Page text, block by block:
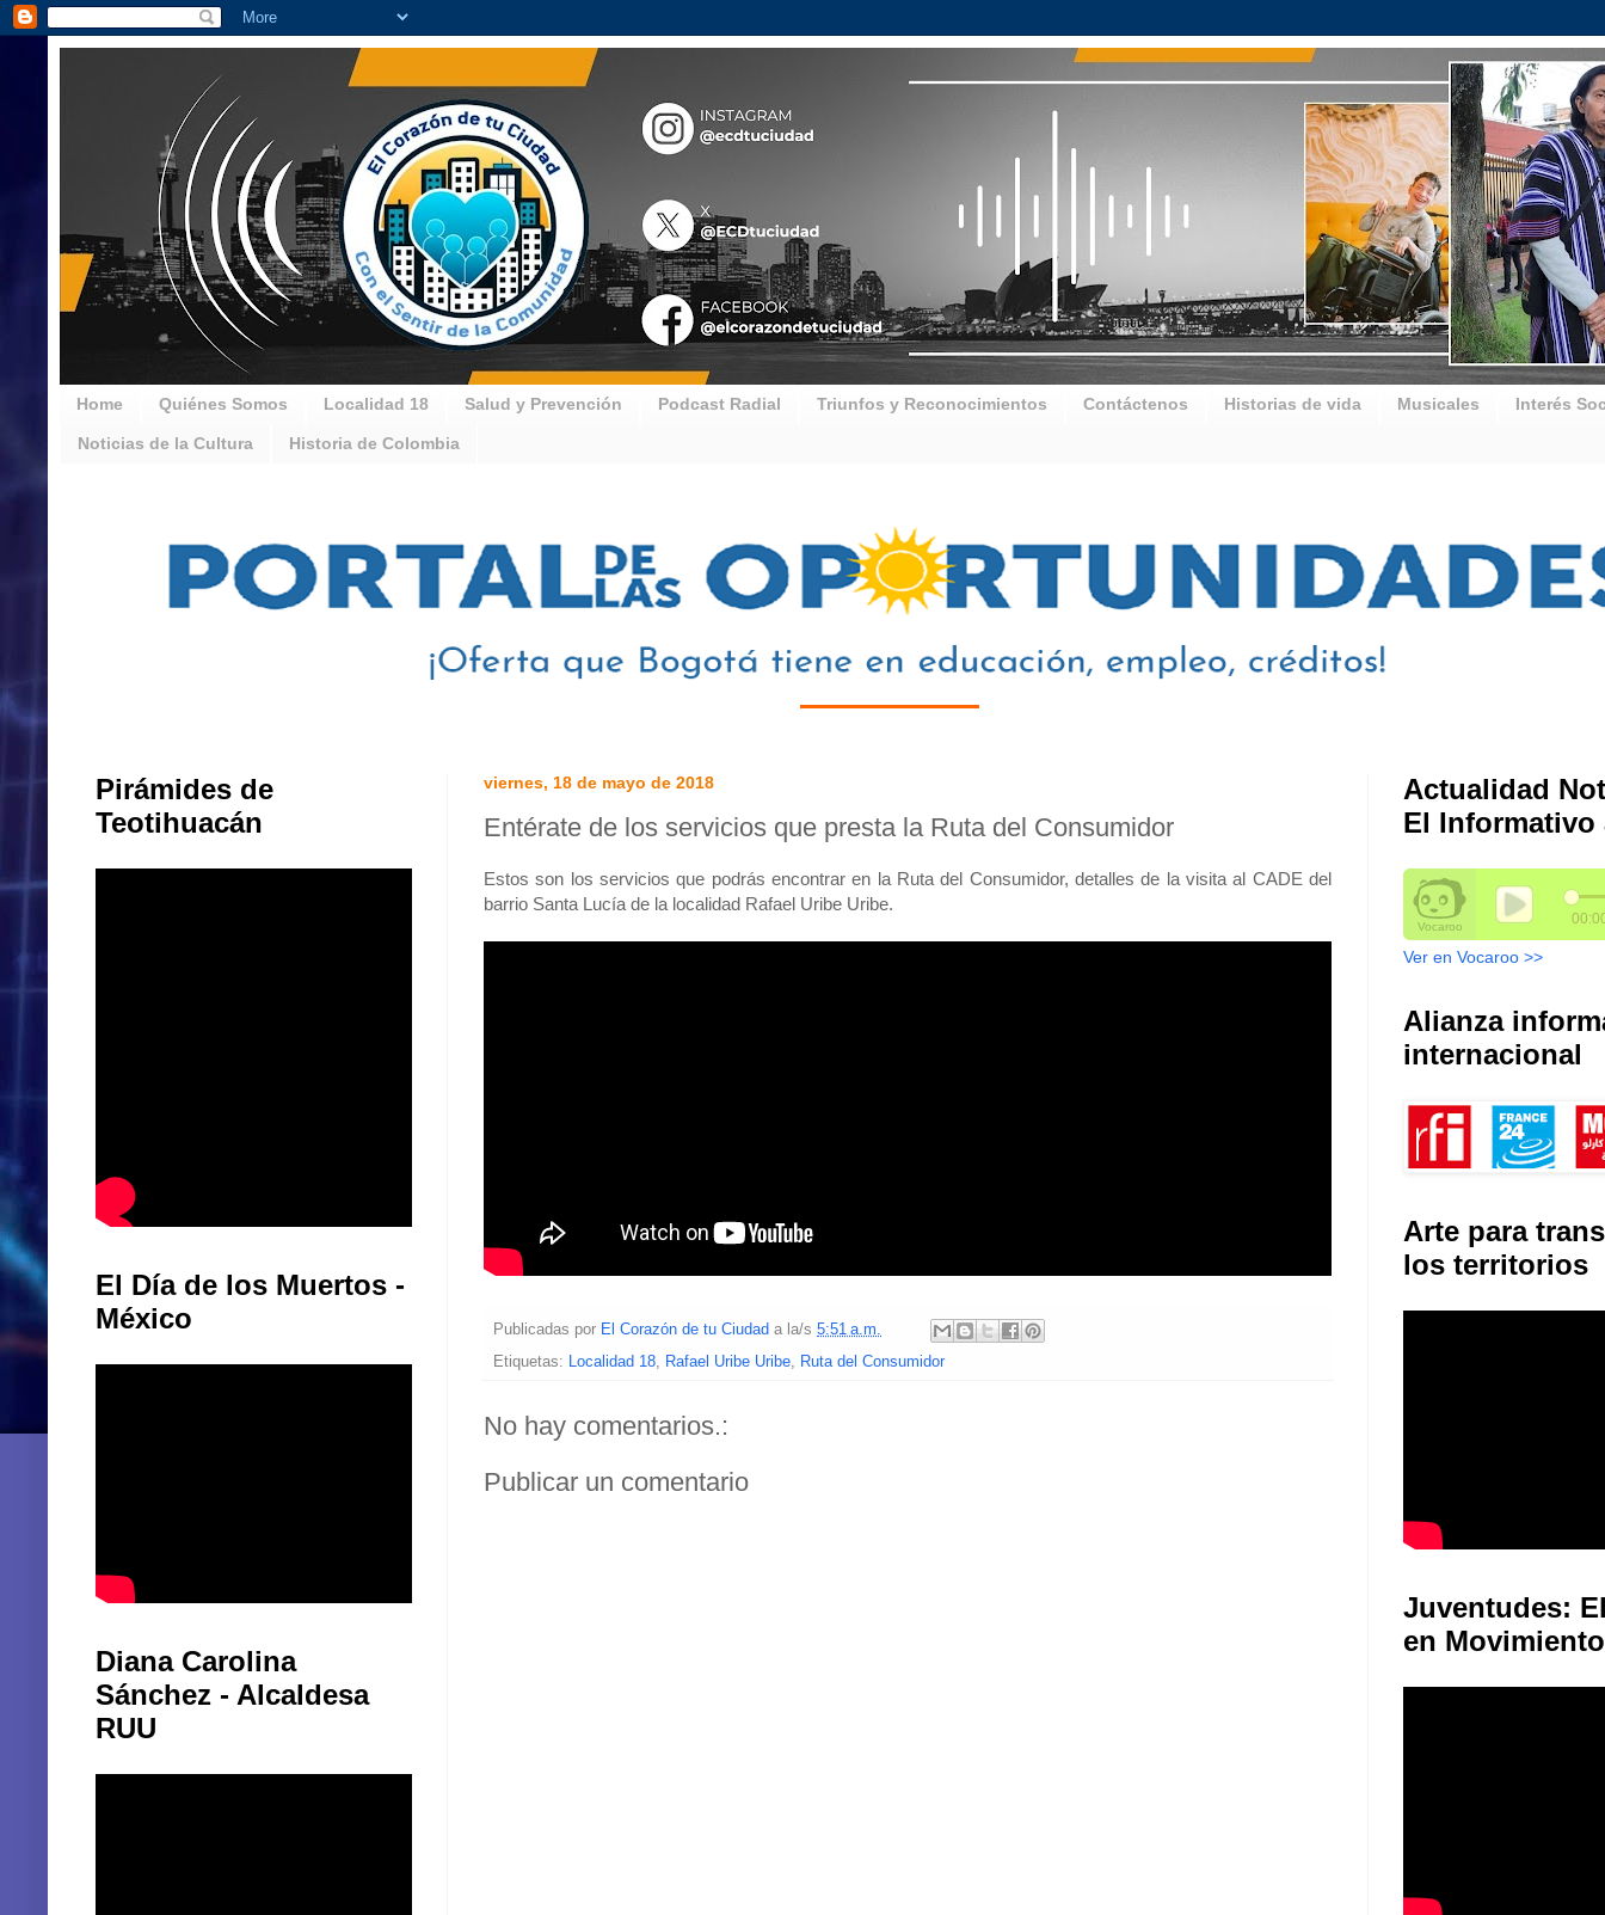
Home Quiénes Somos Localidad 18 Salud y Prevención Podcast Radial Triunfos y Reconocimientos Contáctenos Historias de vida Musicales Interés
Noticias de la Cultura Historia de Colombia
viernes, 18 de mayo de 2018
Entérate de los servicios que presta la Ruta del Consumidor
Estos son los servicios que podrás encontrar en la Ruta del Consumidor, detalles de la visita al CADE del
barrio Santa Lucía de la localidad Rafael Uribe Uribe.
Publicadas por El Corazón de tu Ciudad a la/s 5:51 a.m.
Etiquetas: Localidad 18, Rafael Uribe Uribe, Ruta del Consumidor
No hay comentarios.:
Publicar un comentario
Pirámides de
Teotihuacán
El Día de los Muertos -
México
Diana Carolina
Sánchez - Alcaldesa
RUU
Actualidad
El Informativo
Ver en Vocaroo >>
Alianza
internacional
Arte para
los territorios
Juventudes:
en Movimiento